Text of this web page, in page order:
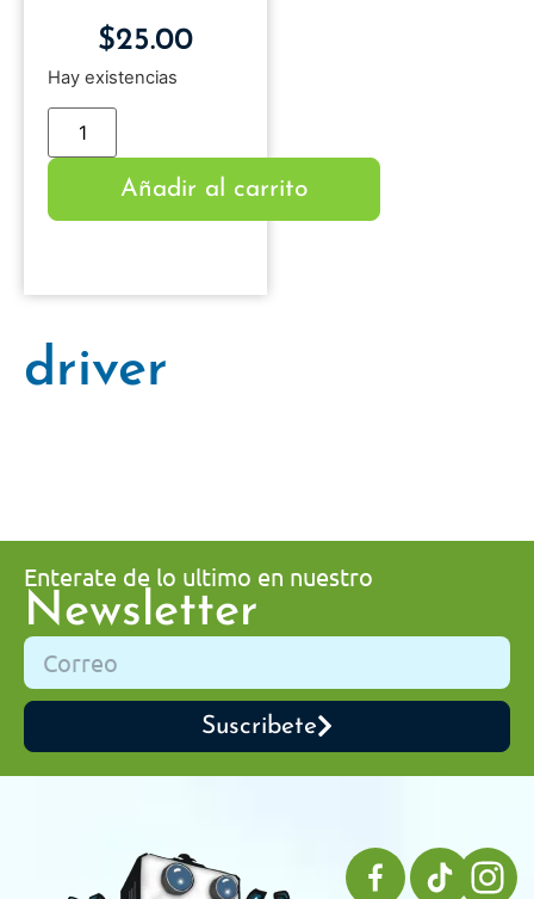
driver
$25.00
Hay existencias
Añadir al carrito
Enterate de lo ultimo en nuestro
Newsletter
Suscribete